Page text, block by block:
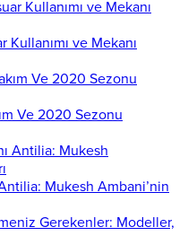
ve Mekanı
Ve 2020 Sezonu
Mukesh Ambani’nin